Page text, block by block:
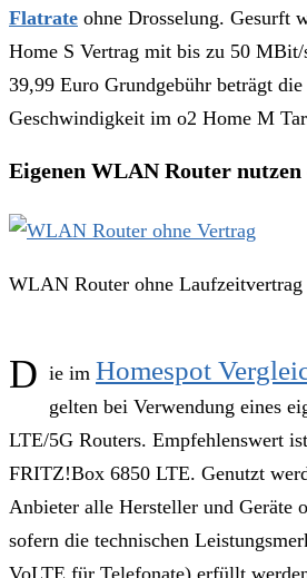
Flatrate ohne Drosselung. Gesurft
Home S Vertrag mit bis zu 50
39,99 Euro Grundgebühr beträgt
Geschwindigkeit im o2 Home M
Eigenen WLAN Router nutzen
WLAN Router ohne Laufzeitvertrag
D ie im Homespot
gelten bei Verwendung eines
LTE/5G Routers. Empfehlenswert
FRITZ!Box 6850 LTE. Genutzt
Anbieter alle Hersteller und Geräte
sofern die technischen
VoLTE für Telefonate) erfüllt